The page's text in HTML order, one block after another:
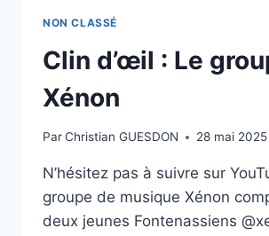
NON CLASSÉ
Clin d’œil : Le
Xénon
ParChristian GUESDON 28 mai 2025
N’hésitez pas à suivre sur
groupe de musique Xénon
deux jeunes Fontenassiens